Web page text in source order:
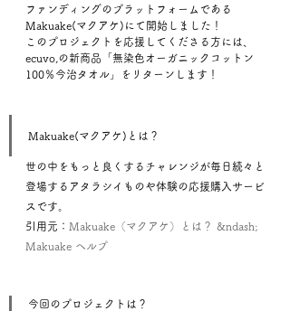
ファンディングのプラットフォームである
Makuake(マクアケ)にて開始しました！
このプロジェクトを応援してくださる方には、
ecuvo,の新商品「無染色オーガニックコットン
100％今治タオル」をリターンします！
Makuake(マクアケ)とは？
世の中をもっと良くするチャレンジが毎日続々と
登場するアタラシイものや体験の応援購入サービ
スです。
引用元： Makuake（マクアケ）とは？ &ndash;
Makuake ヘルプ
今回のプロジェクトは？